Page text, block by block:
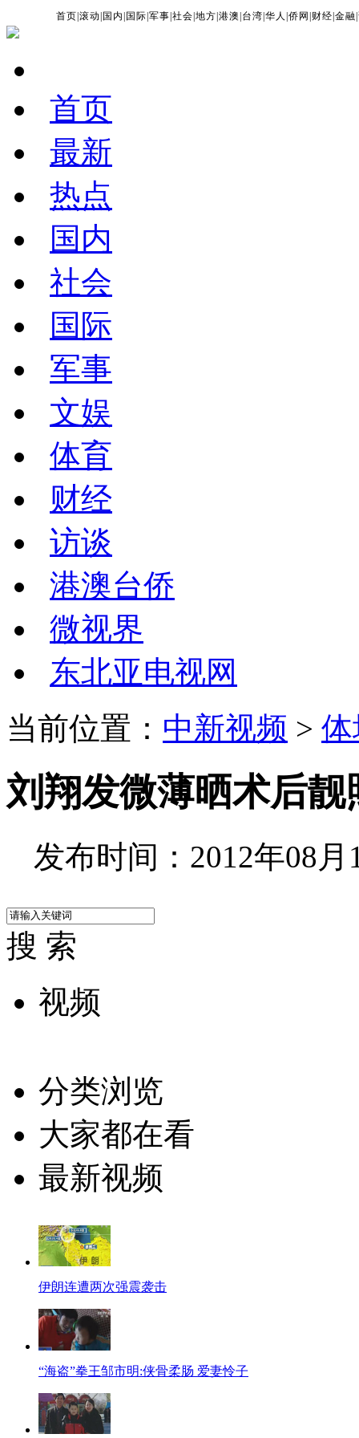
首页 |滚动 国内 国际 |军事 |社会 |地方 |港澳 台湾 |华人 |侨网 财经 |金融 |
首页
最新
热点
国内
社会
国际
军事
文娱
体育
财经
访谈
港澳台侨
微视界
东北亚电视网
当前位置： 中新视频 >
刘翔发微薄晒术后
发布时间：2012年08月
搜 索
视频
分类浏览
大家都在看
最新视频
伊朗连遭两次强震袭击
“海盗”拳王邹市明:侠骨柔肠 爱妻怜子